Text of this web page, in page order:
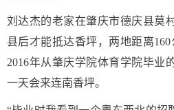
刘达杰的老家在肇庆市德庆县莫
县后才能抵达香坪，两地距离160
2016年从肇庆学院体育学院毕业
一天会来连南香坪。